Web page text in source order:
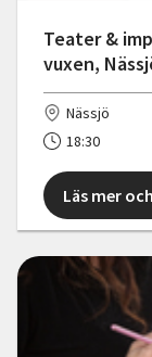
Teater &
vuxen,
Nässjö
18:30
Läs mer